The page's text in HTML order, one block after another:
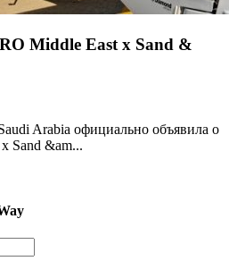
Middle East x Sand &
Arabia официально объявила о
Sand &am...